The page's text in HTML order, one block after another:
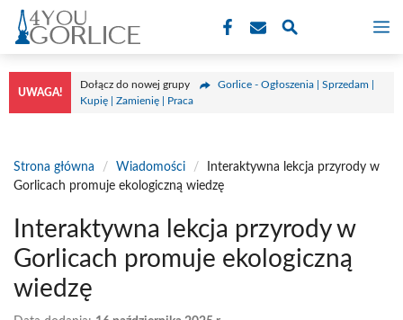
Przejdź
treści
UWAGA!
Dołącz do nowej grupy
Gorlice - Ogłoszenia | Sprzedam |
Kupię | Zamienię | Praca
Strona główna / Wiadomości /
Interaktywna lekcja przyrody w
Gorlicach promuje ekologiczną wiedzę
Interaktywna lekcja przyrody w
Gorlicach promuje ekologiczną
wiedzę